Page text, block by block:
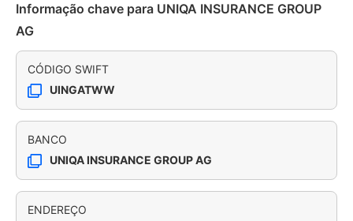
Informação chave para UNIQA INSURANCE GROUP
AG
CÓDIGO SWIFT
UINGATWW
BANCO
UNIQA INSURANCE GROUP AG
ENDEREÇO